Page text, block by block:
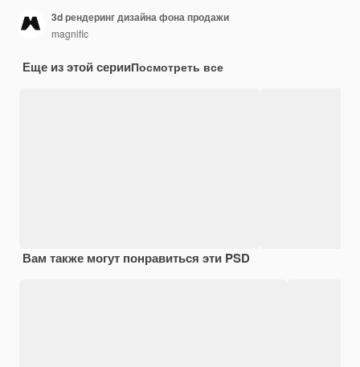
3d рендеринг дизайна фона продажи
magnific
Еще из этой серииПосмотреть все
Вам также могут понравиться эти PSD